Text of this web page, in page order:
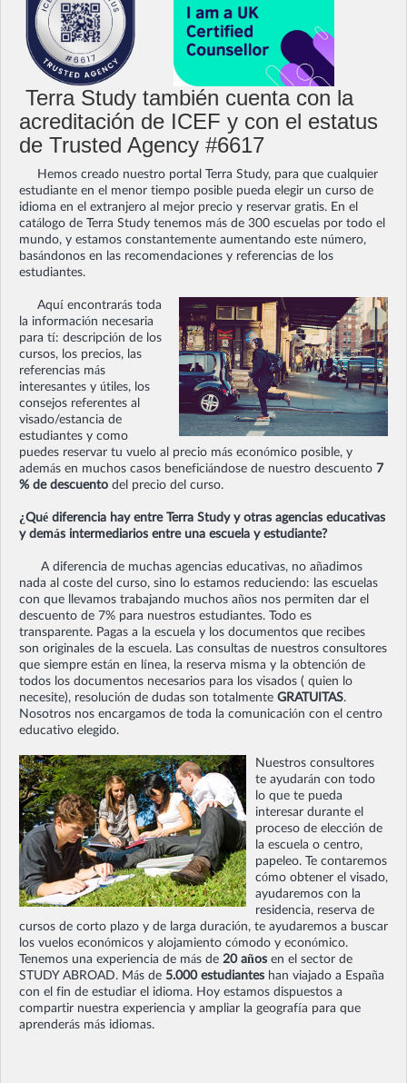
Terra Study también cuenta con la
acreditación de ICEF y con el estatus
de Trusted Agency #6617
Hemos creado nuestro portal Terra Study, para que cualquier
estudiante en el menor tiempo posible pueda elegir un curso de
idioma en el extranjero al mejor precio y reservar gratis. En el
catálogo de Terra Study tenemos más de 300 escuelas por todo el
mundo, y estamos constantemente aumentando este número,
basándonos en las recomendaciones y referencias de los
estudiantes.
Aquí encontrarás toda
la información necesaria
para tí: descripción de los
cursos, los precios, las
referencias más
interesantes y útiles, los
consejos referentes al
visado/estancia de
estudiantes y como
puedes reservar tu vuelo al precio más económico posible, y
además en muchos casos beneficiándose de nuestro descuento 7
% de descuento del precio del curso.
¿Qué diferencia hay entre Terra Study y otras agencias educativas
y demás intermediarios entre una escuela y estudiante?
A diferencia de muchas agencias educativas, no añadimos
nada al coste del curso, sino lo estamos reduciendo: las escuelas
con que llevamos trabajando muchos años nos permiten dar el
descuento de 7% para nuestros estudiantes. Todo es
transparente. Pagas a la escuela y los documentos que recibes
son originales de la escuela. Las consultas de nuestros consultores
que siempre están en línea, la reserva misma y la obtención de
todos los documentos necesarios para los visados ( quien lo
necesite), resolución de dudas son totalmente GRATUITAS.
Nosotros nos encargamos de toda la comunicación con el centro
educativo elegido.
Nuestros consultores
te ayudarán con todo
lo que te pueda
interesar durante el
proceso de elección de
la escuela o centro,
papeleo. Te contaremos
cómo obtener el visado,
ayudaremos con la
residencia, reserva de
cursos de corto plazo y de larga duración, te ayudaremos a buscar
los vuelos económicos y alojamiento cómodo y económico.
Tenemos una experiencia de más de 20 años en el sector de
STUDY ABROAD. Más de 5.000 estudiantes han viajado a España
con el fin de estudiar el idioma. Hoy estamos dispuestos a
compartir nuestra experiencia y ampliar la geografía para que
aprenderás más idiomas.